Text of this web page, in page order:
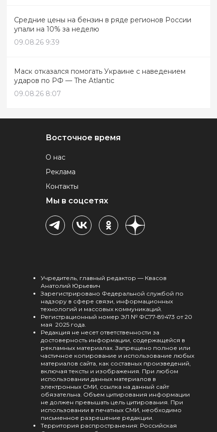
Средние цены на бензин в ряде регионов России
упали на 10% за неделю
09.08.26 9:39
Маск отказался помогать Украине с наведением
ударов по РФ — The Atlantic
09.08.26 8:07
Восточное время
О нас
Реклама
Контакты
Мы в соцсетях
Учредитель, главный редактор — Квасов
Анатолий Юрьевич
Зарегистрировано Федеральной службой по
надзору в сфере связи, информационных
технологий и массовых коммуникаций.
Регистрационный номер ЭЛ № ФС77-89473 от 20
мая 2025 года.
Редакция не несет ответственности за
достоверность информации, содержащейся в
рекламных материалах. Запрещено полное или
частичное копирование и использование любых
материалов сайта, как составных произведений,
включая тексты и изображения. При любом
использовании данных материалов в
электронных СМИ, ссылка на данный сайт
обязательна. Объем цитирования информации
не должен превышать цель цитирования. При
использовании в печатных СМИ, необходимо
письменное разрешение редакции.
Территория распространения: Российская